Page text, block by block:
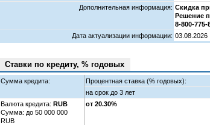
Дополнительная информация: Скидка
Решение
8-800-775-
Дата актуализации информации: 03.08.2026
Ставки по кредиту, % годовых
Сумма кредита: Процентная ставка (% годовых):
на срок до 3 лет
Валюта кредита: RUB
Cумма: до 50 000 000
RUB
от 20.30%